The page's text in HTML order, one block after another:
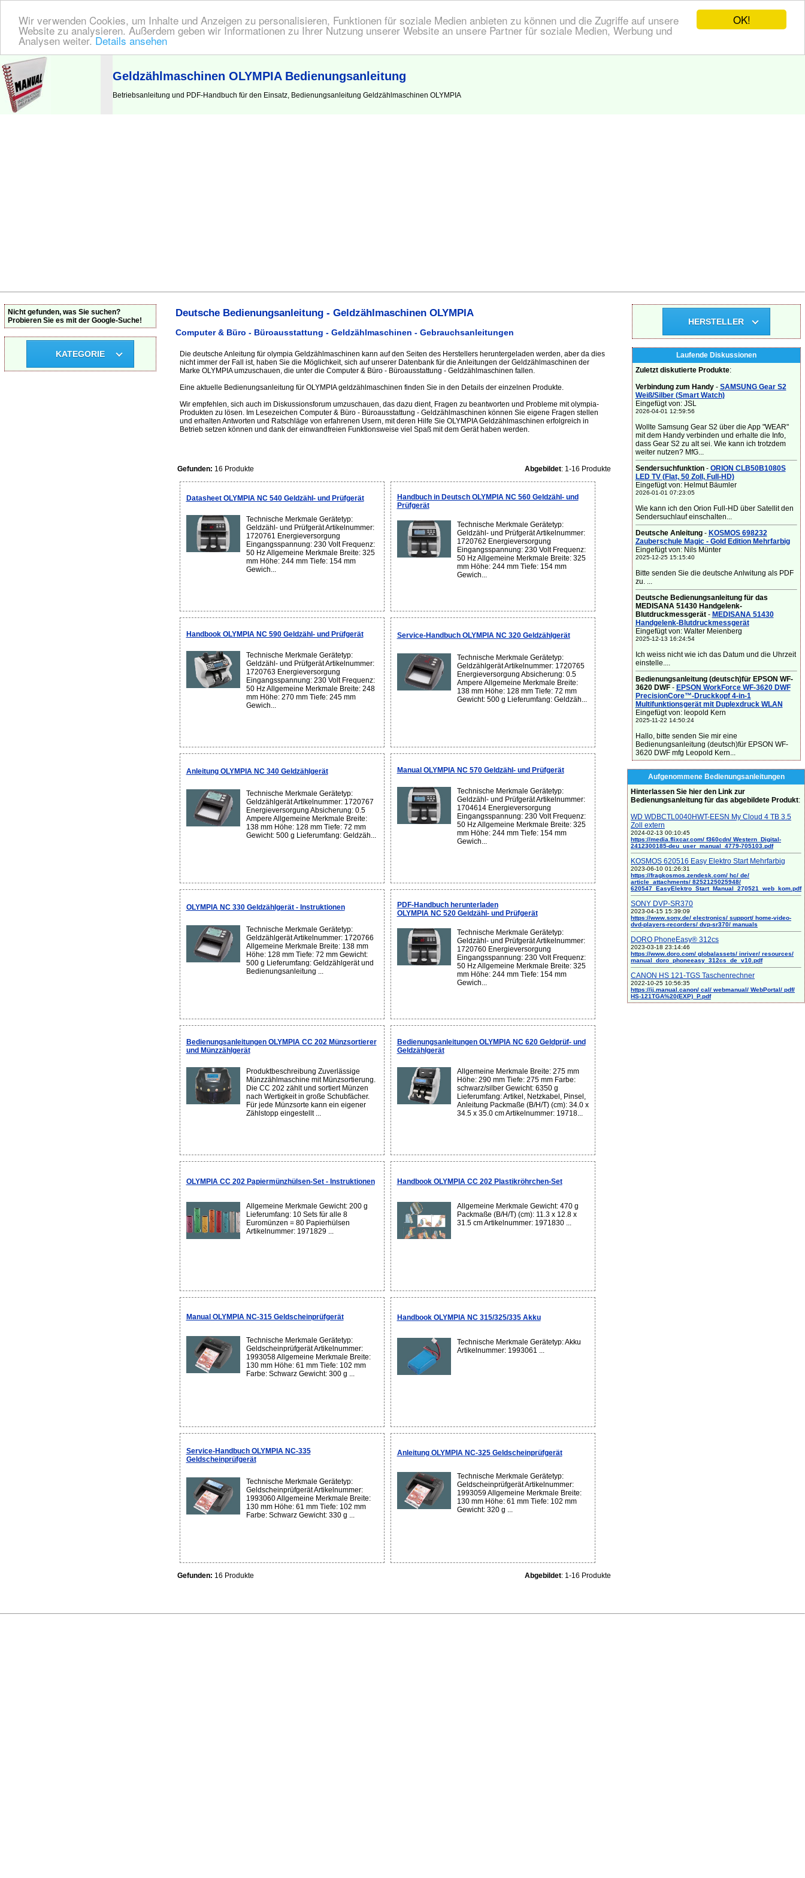
OK!
Wir verwenden Cookies, um Inhalte und Anzeigen zu personalisieren, Funktionen für soziale Medien anbieten zu können und die Zugriffe auf unsere
Website zu analysieren. Außerdem geben wir Informationen zu Ihrer Nutzung unserer Website an unsere Partner für soziale Medien, Werbung und
Analysen weiter. Details ansehen
BEDIENUNGSANLEITUNG | Hier finden Sie die deutsche Anleitung!
Geldzählmaschinen OLYMPIA Bedienungsanleitung
Betriebsanleitung und PDF-Handbuch für den Einsatz, Bedienungsanleitung Geldzählmaschinen OLYMPIA
Deutsche Bedienungsanleitung - Geldzählmaschinen OLYMPIA
Computer & Büro - Büroausstattung - Geldzählmaschinen - Gebrauchsanleitungen
Die deutsche Anleitung für olympia Geldzählmaschinen kann auf den Seiten des Herstellers heruntergeladen werden, aber da dies
nicht immer der Fall ist, haben Sie die Möglichkeit, sich auf unserer Datenbank für die Anleitungen der Geldzählmaschinen der
Marke OLYMPIA umzuschauen, die unter die Computer & Büro - Büroausstattung - Geldzählmaschinen fallen.
Eine aktuelle Bedienungsanleitung für OLYMPIA geldzählmaschinen finden Sie in den Details der einzelnen Produkte.
Wir empfehlen, sich auch im Diskussionsforum umzuschauen, das dazu dient, Fragen zu beantworten und Probleme mit olympia-
Produkten zu lösen. Im Lesezeichen Computer & Büro - Büroausstattung - Geldzählmaschinen können Sie eigene Fragen stellen
und erhalten Antworten und Ratschläge von erfahrenen Usern, mit deren Hilfe Sie OLYMPIA Geldzählmaschinen erfolgreich in
Betrieb setzen können und dank der einwandfreien Funktionsweise viel Spaß mit dem Gerät haben werden.
Gefunden: 16 Produkte Abgebildet: 1-16 Produkte
Datasheet OLYMPIA NC 540 Geldzähl- und Prüfgerät
Technische Merkmale Gerätetyp:
Geldzähl- und Prüfgerät Artikelnummer:
1720761 Energieversorgung
Eingangsspannung: 230 Volt Frequenz:
50 Hz Allgemeine Merkmale Breite: 325
mm Höhe: 244 mm Tiefe: 154 mm
Gewich...
Handbuch in Deutsch OLYMPIA NC 560 Geldzähl- und
Prüfgerät
Technische Merkmale Gerätetyp:
Geldzähl- und Prüfgerät Artikelnummer:
1720762 Energieversorgung
Eingangsspannung: 230 Volt Frequenz:
50 Hz Allgemeine Merkmale Breite: 325
mm Höhe: 244 mm Tiefe: 154 mm
Gewich...
Handbook OLYMPIA NC 590 Geldzähl- und Prüfgerät
Technische Merkmale Gerätetyp:
Geldzähl- und Prüfgerät Artikelnummer:
1720763 Energieversorgung
Eingangsspannung: 230 Volt Frequenz:
50 Hz Allgemeine Merkmale Breite: 248
mm Höhe: 270 mm Tiefe: 245 mm
Gewich...
Service-Handbuch OLYMPIA NC 320 Geldzählgerät
Technische Merkmale Gerätetyp:
Geldzählgerät Artikelnummer: 1720765
Energieversorgung Absicherung: 0.5
Ampere Allgemeine Merkmale Breite:
138 mm Höhe: 128 mm Tiefe: 72 mm
Gewicht: 500 g Lieferumfang: Geldzäh...
Anleitung OLYMPIA NC 340 Geldzählgerät
Technische Merkmale Gerätetyp:
Geldzählgerät Artikelnummer: 1720767
Energieversorgung Absicherung: 0.5
Ampere Allgemeine Merkmale Breite:
138 mm Höhe: 128 mm Tiefe: 72 mm
Gewicht: 500 g Lieferumfang: Geldzäh...
Manual OLYMPIA NC 570 Geldzähl- und Prüfgerät
Technische Merkmale Gerätetyp:
Geldzähl- und Prüfgerät Artikelnummer:
1704614 Energieversorgung
Eingangsspannung: 230 Volt Frequenz:
50 Hz Allgemeine Merkmale Breite: 325
mm Höhe: 244 mm Tiefe: 154 mm
Gewich...
OLYMPIA NC 330 Geldzählgerät - Instruktionen
Technische Merkmale Gerätetyp:
Geldzählgerät Artikelnummer: 1720766
Allgemeine Merkmale Breite: 138 mm
Höhe: 128 mm Tiefe: 72 mm Gewicht:
500 g Lieferumfang: Geldzählgerät und
Bedienungsanleitung ...
PDF-Handbuch herunterladen
OLYMPIA NC 520 Geldzähl- und Prüfgerät
Technische Merkmale Gerätetyp:
Geldzähl- und Prüfgerät Artikelnummer:
1720760 Energieversorgung
Eingangsspannung: 230 Volt Frequenz:
50 Hz Allgemeine Merkmale Breite: 325
mm Höhe: 244 mm Tiefe: 154 mm
Gewich...
Bedienungsanleitungen OLYMPIA CC 202 Münzsortierer
und Münzzählgerät
Produktbeschreibung Zuverlässige
Münzzählmaschine mit Münzsortierung.
Die CC 202 zählt und sortiert Münzen
nach Wertigkeit in große Schubfächer.
Für jede Münzsorte kann ein eigener
Zählstopp eingestellt ...
Bedienungsanleitungen OLYMPIA NC 620 Geldprüf- und
Geldzählgerät
Allgemeine Merkmale Breite: 275 mm
Höhe: 290 mm Tiefe: 275 mm Farbe:
schwarz/silber Gewicht: 6350 g
Lieferumfang: Artikel, Netzkabel, Pinsel,
Anleitung Packmaße (B/H/T) (cm): 34.0 x
34.5 x 35.0 cm Artikelnummer: 19718...
OLYMPIA CC 202 Papiermünzhülsen-Set - Instruktionen
Allgemeine Merkmale Gewicht: 200 g
Lieferumfang: 10 Sets für alle 8
Euromünzen = 80 Papierhülsen
Artikelnummer: 1971829 ...
Handbook OLYMPIA CC 202 Plastikröhrchen-Set
Allgemeine Merkmale Gewicht: 470 g
Packmaße (B/H/T) (cm): 11.3 x 12.8 x
31.5 cm Artikelnummer: 1971830 ...
Manual OLYMPIA NC-315 Geldscheinprüfgerät
Technische Merkmale Gerätetyp:
Geldscheinprüfgerät Artikelnummer:
1993058 Allgemeine Merkmale Breite:
130 mm Höhe: 61 mm Tiefe: 102 mm
Farbe: Schwarz Gewicht: 300 g ...
Handbook OLYMPIA NC 315/325/335 Akku
Technische Merkmale Gerätetyp: Akku
Artikelnummer: 1993061 ...
Service-Handbuch OLYMPIA NC-335
Geldscheinprüfgerät
Technische Merkmale Gerätetyp:
Geldscheinprüfgerät Artikelnummer:
1993060 Allgemeine Merkmale Breite:
130 mm Höhe: 61 mm Tiefe: 102 mm
Farbe: Schwarz Gewicht: 330 g ...
Anleitung OLYMPIA NC-325 Geldscheinprüfgerät
Technische Merkmale Gerätetyp:
Geldscheinprüfgerät Artikelnummer:
1993059 Allgemeine Merkmale Breite:
130 mm Höhe: 61 mm Tiefe: 102 mm
Gewicht: 320 g ...
Gefunden: 16 Produkte Abgebildet: 1-16 Produkte
Nicht gefunden, was Sie suchen?
Probieren Sie es mit der Google-Suche!
KATEGORIE
HERSTELLER
Laufende Diskussionen
Zuletzt diskutierte Produkte:
Verbindung zum Handy- SAMSUNG Gear S2
Weiß/Silber (Smart Watch)
Eingefügt von: JSL
2026-04-01 12:59:56
Wollte Samsung Gear S2 über die App "WEAR"
mit dem Handy verbinden und erhalte die Info,
dass Gear S2 zu alt sei. Wie kann ich trotzdem
weiter nutzen? MfG...
Sendersuchfunktion- ORION CLB50B1080S
LED TV (Flat, 50 Zoll, Full-HD)
Eingefügt von: Helmut Bäumler
2026-01-01 07:23:05
Wie kann ich den Orion Full-HD über Satellit den
Sendersuchlauf einschalten...
Deutsche Anleitung- KOSMOS 698232
Zauberschule Magic - Gold Edition Mehrfarbig
Eingefügt von: Nils Münter
2025-12-25 15:15:40
Bitte senden Sie die deutsche Anlwitung als PDF
zu. ...
Deutsche Bedienungsanleitung für das
MEDISANA 51430 Handgelenk-
Blutdruckmessgerät- MEDISANA 51430
Handgelenk-Blutdruckmessgerät
Eingefügt von: Walter Meienberg
2025-12-13 16:24:54
Ich weiss nicht wie ich das Datum und die Uhrzeit
einstelle....
Bedienungsanleitung (deutsch)für EPSON WF-
3620 DWF- EPSON WorkForce WF-3620 DWF
PrecisionCore™-Druckkopf 4-in-1
Multifunktionsgerät mit Duplexdruck WLAN
Eingefügt von: leopold Kern
2025-11-22 14:50:24
Hallo, bitte senden Sie mir eine
Bedienungsanleitung (deutsch)für EPSON WF-
3620 DWF mfg Leopold Kern...
Aufgenommene Bedienungsanleitungen
Hinterlassen Sie hier den Link zur
Bedienungsanleitung für das abgebildete Produkt:
WD WDBCTL0040HWT-EESN My Cloud 4 TB 3.5
Zoll extern
2024-02-13 00:10:45
https://media.flixcar.com/ f360cdn/ Western_Digital-
2412300185-deu_user_manual_4779-705103.pdf
KOSMOS 620516 Easy Elektro Start Mehrfarbig
2023-06-10 01:26:31
https://fragkosmos.zendesk.com/ hc/ de/
article_attachments/ 8252125025948/
620547_EasyElektro_Start_Manual_270521_web_kom.pdf
SONY DVP-SR370
2023-04-15 15:39:09
https://www.sony.de/ electronics/ support/ home-video-
dvd-players-recorders/ dvp-sr370/ manuals
DORO PhoneEasy® 312cs
2023-03-18 23:14:46
https://www.doro.com/ globalassets/ inriver/ resources/
manual_doro_phoneeasy_312cs_de_v10.pdf
CANON HS 121-TGS Taschenrechner
2022-10-25 10:56:35
https://ij.manual.canon/ cal/ webmanual/ WebPortal/ pdf/
HS-121TGA%20(EXP)_P.pdf